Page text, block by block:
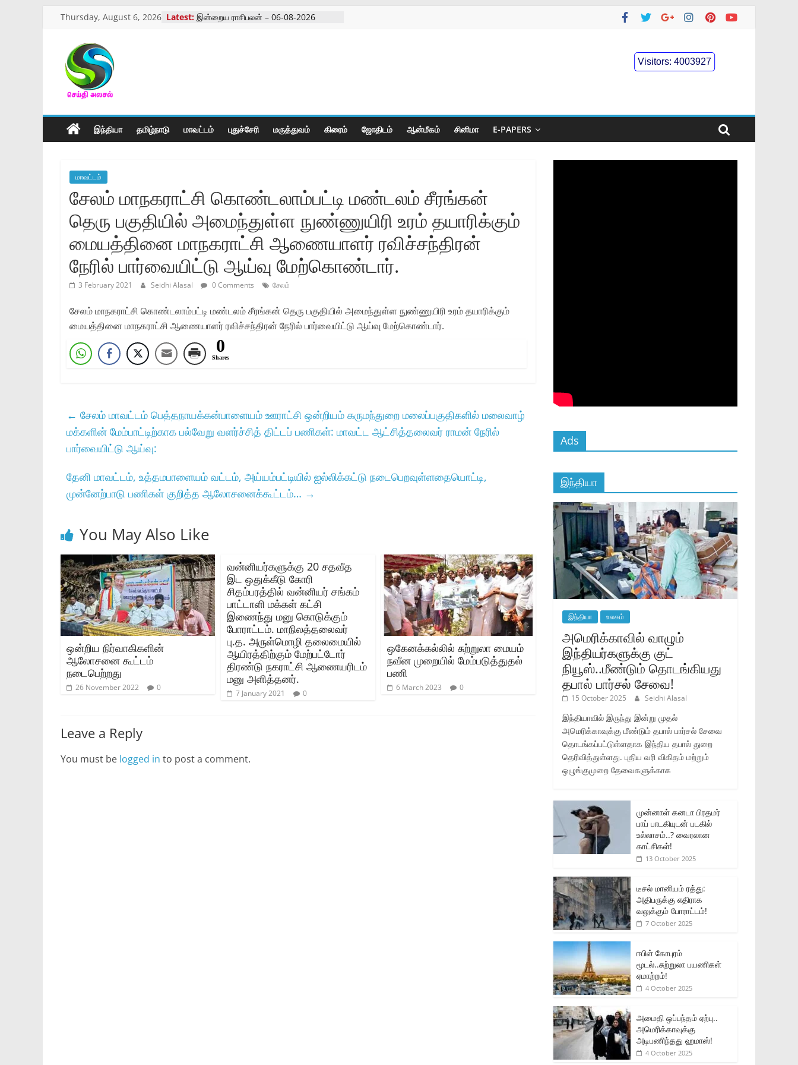
Thursday, August 6, 2026 Latest: இன்றைய ராசிபலன் – 06-08-2026
நடைபெற்ற விழா
செய்திஅலசல்
l
Seidhialasal
Tamil
Online
NewsPaper
Visitors:4003927
இந்தியா தமிழ்நாடு மாவட்டம் புதுச்சேரி மருத்துவம் கிரைம் ஜோ‌திட‌ம் ஆன்மீகம் சினிமா E-PAPERS
மாவட்டம்
சேலம் மாநகராட்சி கொண்டலாம்பட்டி மண்டலம் சீரங்கன்
தெரு பகுதியில் அமைந்துள்ள நுண்ணுயிரி உரம் தயாரிக்கும்
மையத்தினை மாநகராட்சி ஆணையாளர் ரவிச்சந்திரன்
நேரில் பார்வையிட்டு ஆய்வு மேற்கொண்டார்.
3 February 2021 Seidhi Alasal 0 Comments சேலம்
சேலம் மாநகராட்சி கொண்டலாம்பட்டி மண்டலம் சீரங்கன் தெரு பகுதியில் அமைந்துள்ள நுண்ணுயிரி உரம் தயாரிக்கும்
மையத்தினை மாநகராட்சி ஆணையாளர் ரவிச்சந்திரன் நேரில் பார்வையிட்டு ஆய்வு மேற்கொண்டார்.
0
Shares
← சேலம் மாவட்டம் பெத்தநாயக்கன்பாளையம் ஊராட்சி ஒன்றியம் கருமந்துறை மலைப்பகுதிகளில் மலைவாழ்
மக்களின் மேம்பாட்டிற்காக பல்வேறு வளர்ச்சித் திட்டப் பணிகள்: மாவட்ட ஆட்சித்தலைவர் ராமன் நேரில்
பார்வையிட்டு ஆய்வு:
தேனி மாவட்டம்‌, உத்தமபாளையம்‌ வட்டம்‌, அய்யம்பட்டியில்‌ ஐல்லிக்கட்டு நடைபெறவுள்ளதையொட்டி,
முன்னேற்பாடு பணிகள்‌ குறித்த ஆலோசனைக்கூட்டம்‌… →
You May Also Like
ஒன்றிய நிர்வாகிகளின்
ஆலோசனை கூட்டம்
நடைபெற்றது
26 November 2022 0
வன்னியர்களுக்கு 20 சதவீத
இட ஒதுக்கீடு கோரி
சிதம்பரத்தில் வன்னியர் சங்கம்
பாட்டாளி மக்கள் கட்சி
இணைந்து மனு கொடுக்கும்
போராட்டம். மாநிலத்தலைவர்
பு.த. அருள்மொழி தலைமையில்
ஆயிரத்திற்கும் மேற்பட்டோர்
திரண்டு நகராட்சி ஆணையரிடம்
மனு அளித்தனர்.
7 January 2021 0
ஒகேனக்கல்லில் சுற்றுலா மையம்
நவீன முறையில் மேம்படுத்துதல்
பணி
6 March 2023 0
Leave a Reply
You must be logged in to post a comment.
Ads
இந்தியா
இந்தியா உலகம்
அமெரிக்காவில் வாழும்
இந்தியர்களுக்கு குட்
நியூஸ்..மீண்டும் தொடங்கியது
தபால் பார்சல் சேவை!
15 October 2025 Seidhi Alasal
இந்தியாவில் இருந்து இன்று முதல்
அமெரிக்காவுக்கு மீண்டும் தபால் பார்சல் சேவை
தொடங்கப்பட்டுள்ளதாக இந்திய தபால் துறை
தெரிவித்துள்ளது. புதிய வரி விகிதம் மற்றும்
ஒழுங்குமுறை தேவைகளுக்காக
முன்னாள் கனடா பிரதமர்
பாப் பாடகியுடன் படகில்
உல்லாசம்..? வைரலான
காட்சிகள்!
13 October 2025
டீசல் மானியம் ரத்து:
அதிபருக்கு எதிராக
வலுக்கும் போராட்டம்!
7 October 2025
ஈபிள் கோபுரம்
மூடல்..சுற்றுலா பயணிகள்
ஏமாற்றம்!
4 October 2025
அமைதி ஒப்பந்தம் ஏற்பு..
அமெரிக்காவுக்கு
அடிபணிந்தது ஹமாஸ்!
4 October 2025